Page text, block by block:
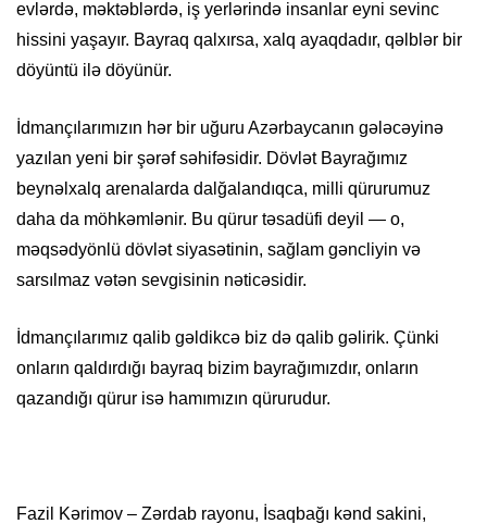
evlərdə, məktəblərdə, iş yerlərində insanlar eyni sevinc
hissini yaşayır. Bayraq qalxırsa, xalq ayaqdadır, qəlblər bir
döyüntü ilə döyünür.
İdmançılarımızın hər bir uğuru Azərbaycanın gələcəyinə
yazılan yeni bir şərəf səhifəsidir. Dövlət Bayrağımız
beynəlxalq arenalarda dalğalandıqca, milli qürurumuz
daha da möhkəmlənir. Bu qürur təsadüfi deyil — o,
məqsədyönlü dövlət siyasətinin, sağlam gəncliyin və
sarsılmaz vətən sevgisinin nəticəsidir.
İdmançılarımız qalib gəldikcə biz də qalib gəlirik. Çünki
onların qaldırdığı bayraq bizim bayrağımızdır, onların
qazandığı qürur isə hamımızın qürurudur.
Fazil Kərimov – Zərdab rayonu, İsaqbağı kənd sakini,